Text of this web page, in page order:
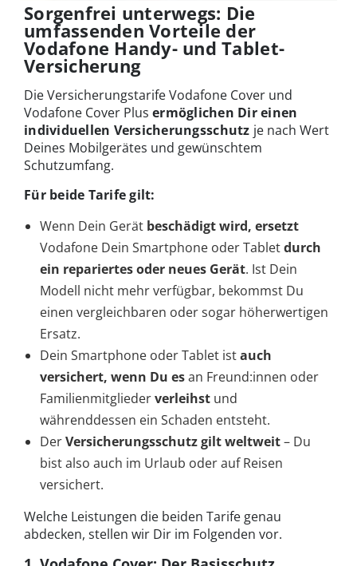
Sorgenfrei unterwegs: Die
umfassenden Vorteile der
Vodafone Handy- und Tablet-
Versicherung
Die Versicherungstarife Vodafone Cover und
Vodafone Cover Plus ermöglichen Dir einen
individuellen Versicherungsschutz je nach Wert
Deines Mobilgerätes und gewünschtem
Schutzumfang.
Für beide Tarife gilt:
Wenn Dein Gerät beschädigt wird, ersetzt
Vodafone Dein Smartphone oder Tabletdurch
ein repariertes oder neues Gerät. Ist Dein
Modell nicht mehr verfügbar, bekommst Du
einen vergleichbaren oder sogar höherwertigen
Ersatz.
Dein Smartphone oder Tablet istauch
versichert, wenn Du esan Freund:innen oder
Familienmitgliederverleihst und
währenddessen ein Schaden entsteht.
DerVersicherungsschutz gilt weltweit– Du
bist also auch im Urlaub oder auf Reisen
versichert.
Welche Leistungen die beiden Tarife genau
abdecken, stellen wir Dir im Folgenden vor.